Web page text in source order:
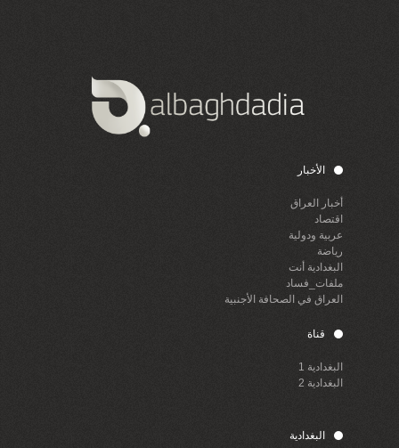
الأخبار
أخبار العراق
اقتصاد
عربية ودولية
رياضة
البغدادية أنت
ملفات_فساد
العراق في الصحافة الأجنبية
قناة
البغدادية 1
البغدادية 2
البغدادية